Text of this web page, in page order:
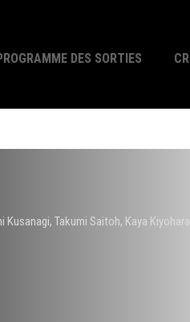
DES SORTIES
Kusanagi, Takumi Saitoh, Kaya Kiyohara